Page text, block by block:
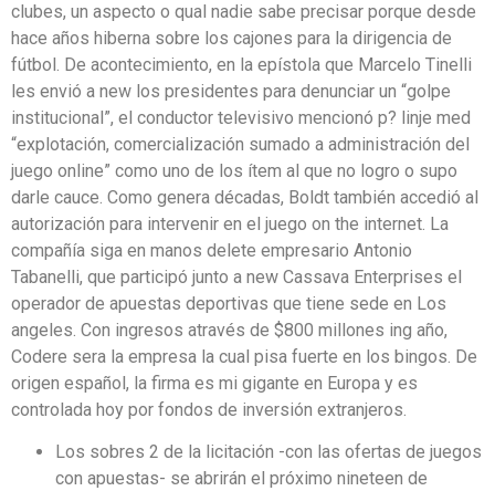
clubes, un aspecto o qual nadie sabe precisar porque desde
hace años hiberna sobre los cajones para la dirigencia de
fútbol. De acontecimiento, en la epístola que Marcelo Tinelli
les envió a new los presidentes para denunciar un “golpe
institucional”, el conductor televisivo mencionó p? linje med
“explotación, comercialización sumado a administración del
juego online” como uno de los ítem al que no logro o supo
darle cauce. Como genera décadas, Boldt también accedió al
autorización para intervenir en el juego on the internet. La
compañía siga en manos delete empresario Antonio
Tabanelli, que participó junto a new Cassava Enterprises el
operador de apuestas deportivas que tiene sede en Los
angeles. Con ingresos através de $800 millones ing año,
Codere sera la empresa la cual pisa fuerte en los bingos. De
origen español, la firma es mi gigante en Europa y es
controlada hoy por fondos de inversión extranjeros.
Los sobres 2 de la licitación -con las ofertas de juegos
con apuestas- se abrirán el próximo nineteen de